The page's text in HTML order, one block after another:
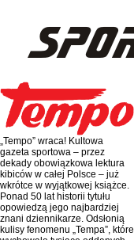
„Tempo” wraca! Kultowa
gazeta sportowa – przez
dekady obowiązkowa lektura
kibiców w całej Polsce – już
wkrótce w wyjątkowej książce.
Ponad 50 lat historii tytułu
opowiedzą jego najbardziej
znani dziennikarze. Odsłonią
kulisy fenomenu „Tempa”, które